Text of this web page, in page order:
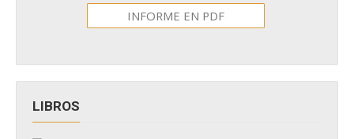
INFORME EN PDF
LIBROS